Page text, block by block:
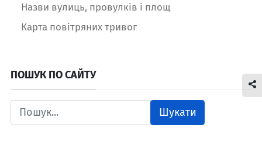
Назви вулиць, провулків і площ
Карта повітряних тривог
ПОШУК ПО САЙТУ
Шукати